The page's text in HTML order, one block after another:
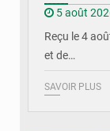
5 août
Reçu le 4
et de…
SAVOIR PLUS